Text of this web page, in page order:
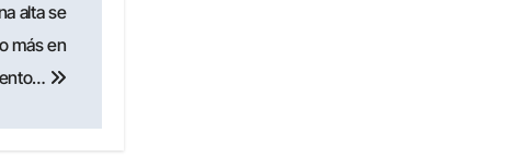
alta se
más en